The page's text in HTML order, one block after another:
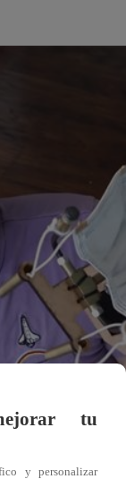
tu
y personalizar